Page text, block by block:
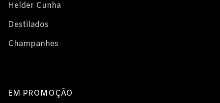
Helder Cunha
Destilados
Champanhes
EM PROMOÇÃO